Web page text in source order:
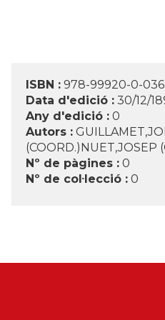
ISBN : 978-99920-0-
Data d'edició : 30/12/
Any d'edició : 0
Autors :
(COORD.)NUET,JOSEP
Nº de pàgines : 0
Nº de col·lecció : 0